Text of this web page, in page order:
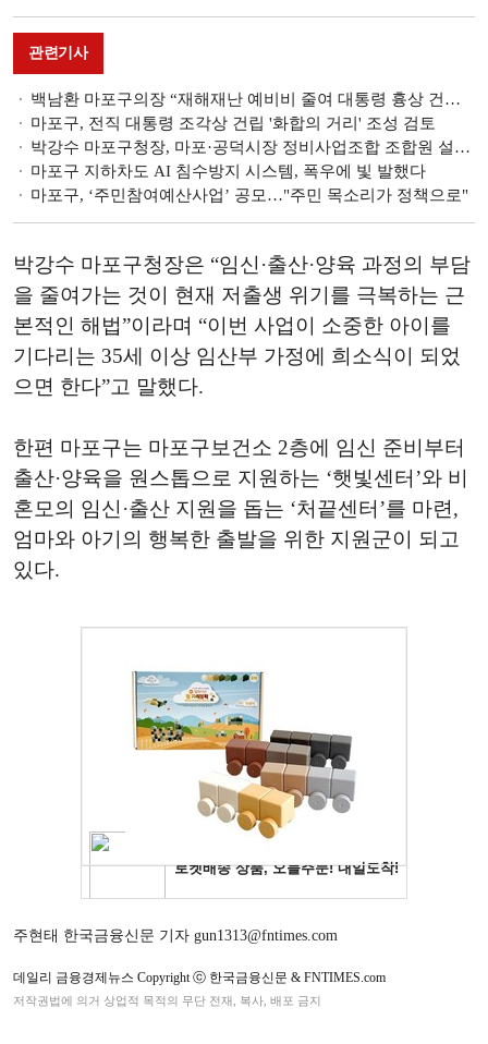
관련기사
백남환 마포구의장 “재해재난 예비비 줄여 대통령 흉상 건립…사실 아냐”
마포구, 전직 대통령 조각상 건립 '화합의 거리' 조성 검토
박강수 마포구청장, 마포·공덕시장 정비사업조합 조합원 설명회 참석
마포구 지하차도 AI 침수방지 시스템, 폭우에 빛 발했다
마포구, ‘주민참여예산사업’ 공모…"주민 목소리가 정책으로"
박강수 마포구청장은 “임신·출산·양육 과정의 부담
을 줄여가는 것이 현재 저출생 위기를 극복하는 근
본적인 해법”이라며 “이번 사업이 소중한 아이를
기다리는 35세 이상 임산부 가정에 희소식이 되었
으면 한다”고 말했다.
한편 마포구는 마포구보건소 2층에 임신 준비부터
출산·양육을 원스톱으로 지원하는 ‘햇빛센터’와 비
혼모의 임신·출산 지원을 돕는 ‘처끝센터’를 마련,
엄마와 아기의 행복한 출발을 위한 지원군이 되고
있다.
주현태 한국금융신문 기자 gun1313@fntimes.com
데일리 금융경제뉴스 Copyright ⓒ 한국금융신문 & FNTIMES.com
저작권법에 의거 상업적 목적의 무단 전재, 복사, 배포 금지